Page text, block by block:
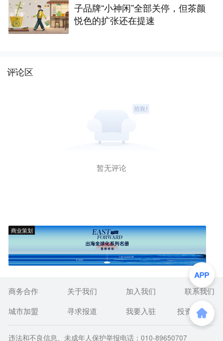
子品牌“小神闲”全部关停，但茶颜
悦色的扩张还在提速
评论区
暂无评论
商业策划
商务合作 关于我们 加入我们
联系我们
城市加盟
寻求报道 我要入驻 投资者关系
违法和不良信息、未成年人保护举报电话：010-89650707